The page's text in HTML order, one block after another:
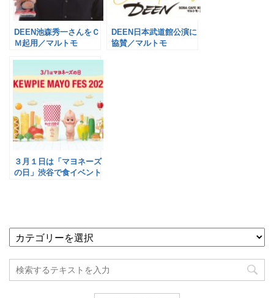
DEEN池森秀一さんをＣ
Ｍ起用／マルトモ
DEEN日本武道館公演に
協賛／マルトモ
３月１日は「マヨネーズ
の日」渋谷で食イベント